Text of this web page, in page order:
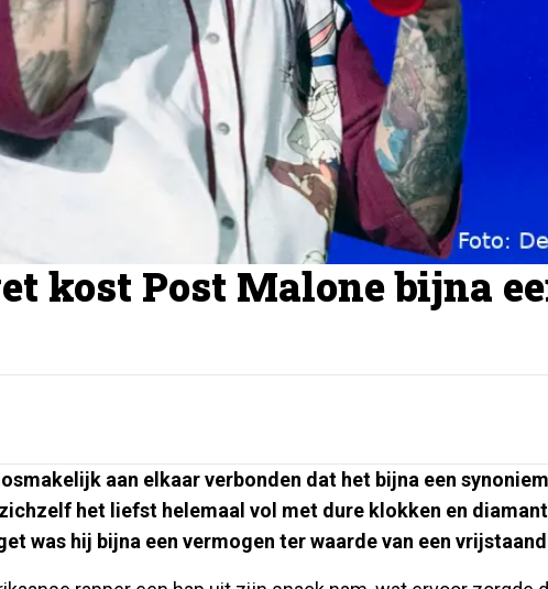
kost Post Malone bijna
aan elkaar verbonden dat het bijna een
het liefst helemaal vol met dure klokken en
was hij bijna een vermogen ter waarde van een